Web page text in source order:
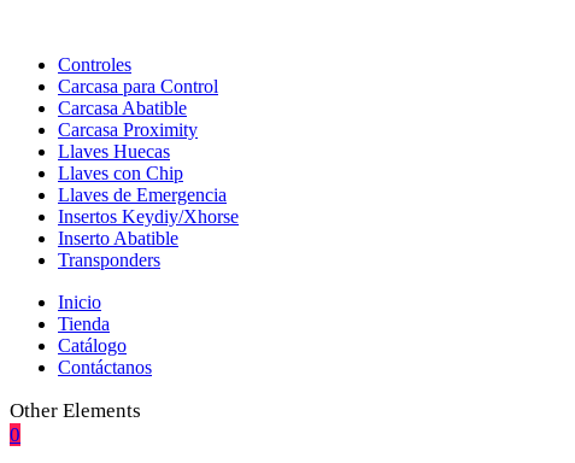
Controles
Carcasa para Control
Carcasa Abatible
Carcasa Proximity
Llaves Huecas
Llaves con Chip
Llaves de Emergencia
Insertos Keydiy/Xhorse
Inserto Abatible
Transponders
Inicio
Tienda
Catálogo
Contáctanos
Other Elements
0